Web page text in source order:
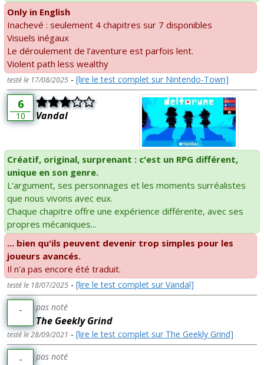
Only in English
Inachevé : seulement 4 chapitres sur 7 disponibles
Visuels inégaux
Le déroulement de l'aventure est parfois lent.
Violent path less wealthy
testé le 17/08/2025 - [lire le test complet sur Nintendo-Town]
6
10 Vandal
Créatif, original, surprenant : c'est un RPG différent,
unique en son genre.
L'argument, ses personnages et les moments surréalistes
que nous vivons avec eux.
Chaque chapitre offre une expérience différente, avec ses
propres mécaniques...
... bien qu'ils peuvent devenir trop simples pour les
joueurs avancés.
Il n'a pas encore été traduit.
testé le 18/07/2025 - [lire le test complet sur Vandal]
- pas noté
The Geekly Grind
testé le 28/09/2021 - [lire le test complet sur The Geekly Grind]
- pas noté